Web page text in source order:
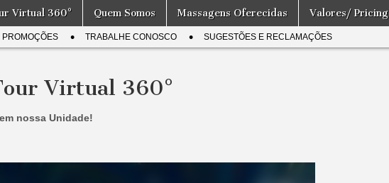
Virtual 360° Quem Somos Massagens Oferecidas Valores/ Pricing
PROMOÇÕES TRABALHE CONOSCO SUGESTÕES E RECLAMAÇÕES
Virtual 360°
nossa Unidade!